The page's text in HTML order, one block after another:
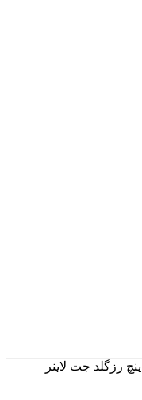
قیچی کات 6 اینچ رزگلد جت لاینر